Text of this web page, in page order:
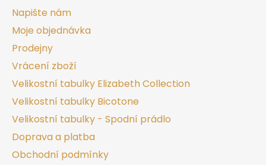
Napište nám
Moje objednávka
Prodejny
Vrácení zboží
Velikostní tabulky Elizabeth Collection
Velikostní tabulky Bicotone
Velikostní tabulky - Spodní prádlo
Doprava a platba
Obchodní podmínky